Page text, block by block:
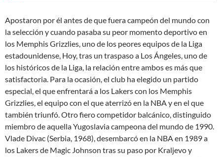
Apostaron por él antes de que fuera campeón del mundo con
la selección y cuando pasaba su peor momento deportivo en
los Memphis Grizzlies, uno de los peores equipos de la Liga
estadounidense, Hoy, tras un traspaso a Los Ángeles, uno de
los históricos de la Liga, la relación entre ambos es más que
satisfactoria. Para la ocasión, el club ha elegido un partido
especial, el que enfrentará a los Lakers con los Memphis
Grizzlies, el equipo con el que aterrizó en la NBA y en el que
también triunfó. Otro fiero competidor balcánico, distinguido
miembro de aquella Yugoslavia campeona del mundo de 1990.
Vlade Divac (Serbia, 1968), desembarcó en la NBA en 1989 a
los Lakers de Magic Johnson tras su paso por Kraljevo y